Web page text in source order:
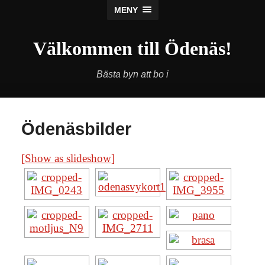
MENY
Välkommen till Ödenäs!
Bästa byn att bo i
Ödenäsbilder
[Show as slideshow]